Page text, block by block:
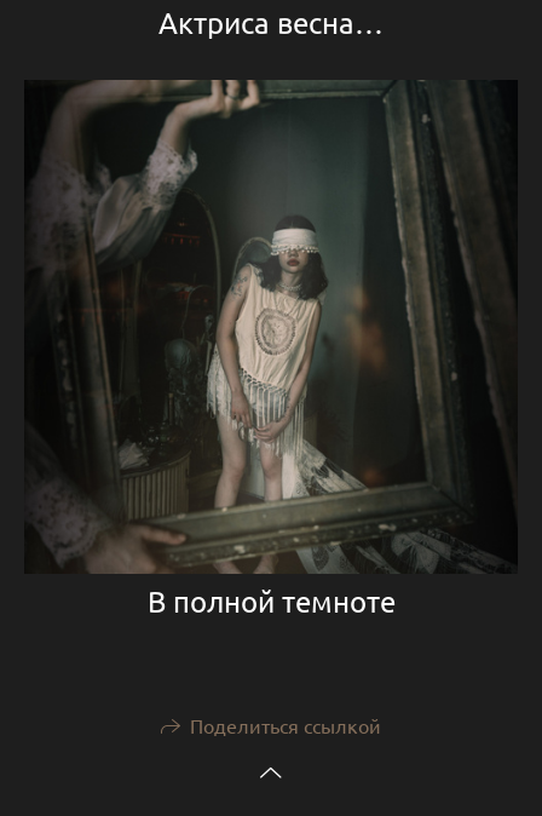
Актриса весна…
В полной темноте
Поделиться ссылкой